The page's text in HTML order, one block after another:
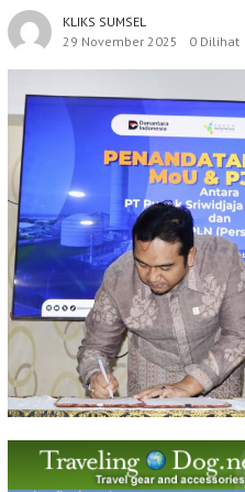
KLIKS SUMSEL
29 November 2025
0 Dilihat